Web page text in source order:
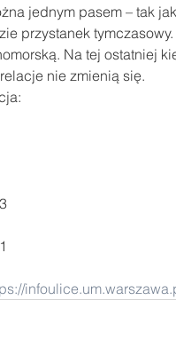
jednym pasem – tak
przystanek
Na tej ostatniej
relacje nie zmienią się.